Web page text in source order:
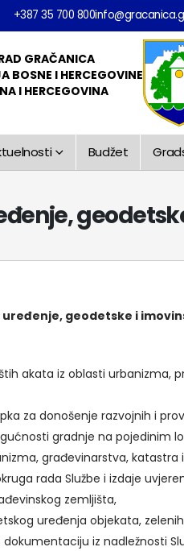
+387 35 700 800
GRAČANICA
BOSNE I HERCEGOVINE
I HERCEGOVINA
Budžet
uređenje,geodetske i
akata iz oblasti
za donošenje razvojnih i
gradnje na pojedinim
građevinarstva,
rada Službe i izdaje
zemljišta,
uređenja objekata,
iz nadležnosti